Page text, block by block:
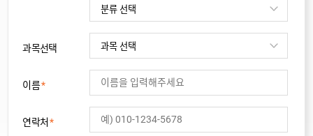
과목선택
이름*
연락처*